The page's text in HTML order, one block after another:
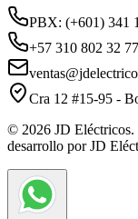
PBX: (+601) 341
+57 310 802 32 77
Cra 12 #15-95 -
© 2026 JD Eléctricos.
desarrollo por JD